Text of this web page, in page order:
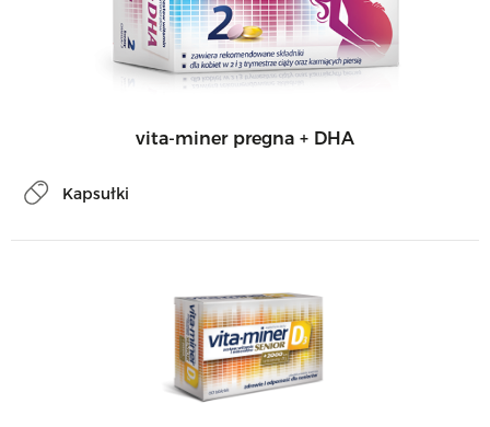
vita-miner pregna + DHA
Kapsułki